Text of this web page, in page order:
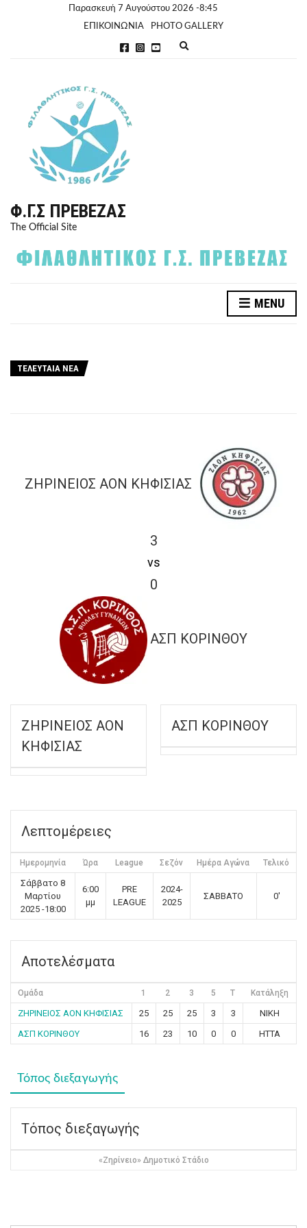
Παρασκευή 7 Αυγούστου 2026 -8:45
ΕΠΙΚΟΙΝΩΝΙΑ
PHOTO GALLERY
Φ.Γ.Σ ΠΡΈΒΕΖΑΣ
The Official Site
MENU
ΤΕΛΕΥΤΑΙΑ ΝΕΑ
ΖΗΡΙΝΕΙΟΣ ΑΟΝ ΚΗΦΙΣΙΑΣ
3
vs
0
ΑΣΠ ΚΟΡΙΝΘΟΥ
ΖΗΡΙΝΕΙΟΣ ΑΟΝ
ΚΗΦΙΣΙΑΣ
ΑΣΠ ΚΟΡΙΝΘΟΥ
Λεπτομέρειες
Ημερομηνία Ώρα League Σεζόν Ημέρα Αγώνα Τελικό
Σάββατο 8
Μαρτίου
2025 -18:00
6:00
μμ
PRE
LEAGUE
2024-
2025
ΣΑΒΒΑΤΟ 0'
Αποτελέσματα
Ομάδα 1 2 3 5 T Κατάληξη
ΖΗΡΙΝΕΙΟΣ ΑΟΝ ΚΗΦΙΣΙΑΣ 25 25 25 3 3
ΝΙΚΗ
ΑΣΠ ΚΟΡΙΝΘΟΥ
16 23 10 0 0 ΗΤΤΑ
Τόπος διεξαγωγής
Τόπος διεξαγωγής
«Ζηρίνειο» Δημοτικό Στάδιο